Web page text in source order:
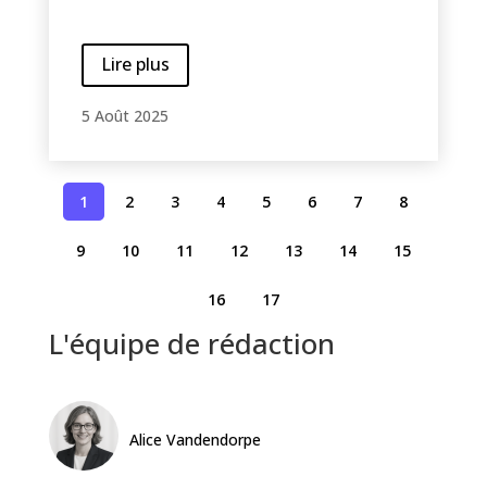
Lire plus
5 Août 2025
1 2 3 4 5 6 7 8
9 10 11 12 13 14 15
16 17
L'équipe de rédaction
Alice Vandendorpe